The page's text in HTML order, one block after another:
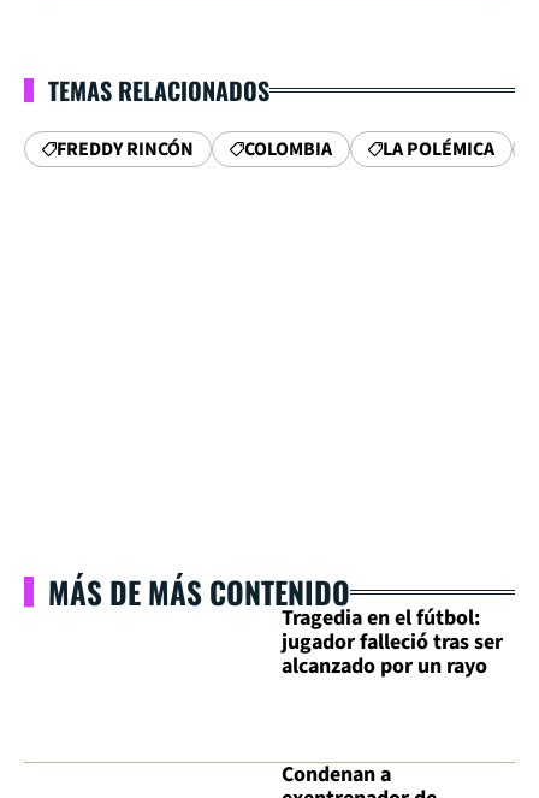
TEMAS RELACIONADOS
FREDDY RINCÓN COLOMBIA LA POLÉMICA
MÁS DE MÁS CONTENIDO
Tragedia en el fútbol:
jugador falleció tras ser
alcanzado por un rayo
Condenan a